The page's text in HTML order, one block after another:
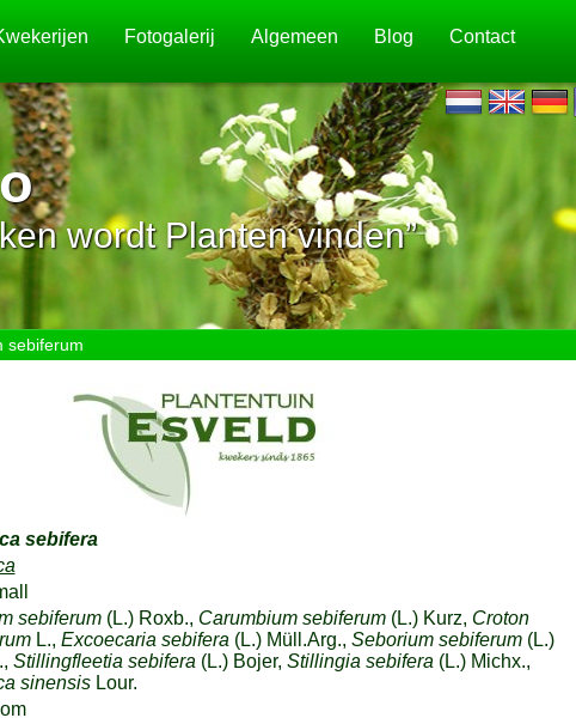
Fotogalerij Algemeen Blog Contact
wordt Planten vinden”
sebiferum
sebifera
sebiferum(L.) Roxb., Carumbium sebiferum(L.) Kurz, Croton
L., Excoecaria sebifera (L.) Müll.Arg., Seborium sebiferum(L.)
Stillingfleetia sebifera (L.) Bojer, Stillingia sebifera (L.) Michx.,
sinensisLour.